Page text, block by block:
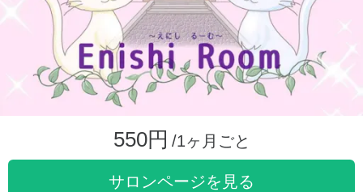
550円 /1ヶ月ごと
サロンページを見る